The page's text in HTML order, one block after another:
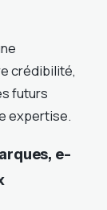
crédibilité,
futurs
expertise.
e-